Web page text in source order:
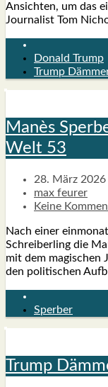
Ansich­ten, um das
Jour­na­­list Tom
Donald Trump
Trump
Manès
Welt 53
28. März 2026
max feurer
Keine
Nach einer
Schreiberling die
mit dem magi­schen
den poli­ti­schen
Sperber
Trump